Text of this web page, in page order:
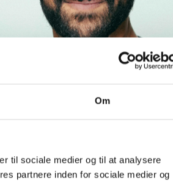
Om
til sociale medier og til at analysere
partnere inden for sociale medier og
med analyser og konsekvensberegninger
for den almene sektor.